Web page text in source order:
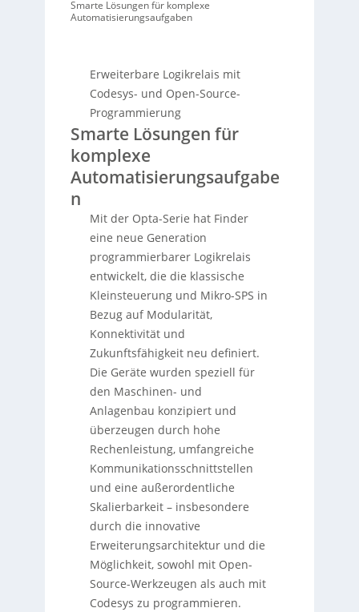
Smarte Lösungen für komplexe
Automatisierungsaufgaben
Erweiterbare Logikrelais mit
Codesys- und Open-Source-
Programmierung
Smarte Lösungen für
komplexe
Automatisierungsaufgabe
n
Mit der Opta-Serie hat Finder
eine neue Generation
programmierbarer Logikrelais
entwickelt, die die klassische
Kleinsteuerung und Mikro-SPS in
Bezug auf Modularität,
Konnektivität und
Zukunftsfähigkeit neu definiert.
Die Geräte wurden speziell für
den Maschinen- und
Anlagenbau konzipiert und
überzeugen durch hohe
Rechenleistung, umfangreiche
Kommunikationsschnittstellen
und eine außerordentliche
Skalierbarkeit – insbesondere
durch die innovative
Erweiterungsarchitektur und die
Möglichkeit, sowohl mit Open-
Source-Werkzeugen als auch mit
Codesys zu programmieren.